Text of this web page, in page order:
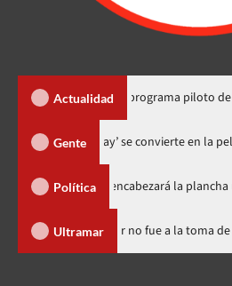
Actualidad
explica programa piloto de visas de
Gente
‘Spider-Man: Brand New Day’ se
Política
PRM y encabezará la plancha unitaria
Ultramar Luis Abinader no